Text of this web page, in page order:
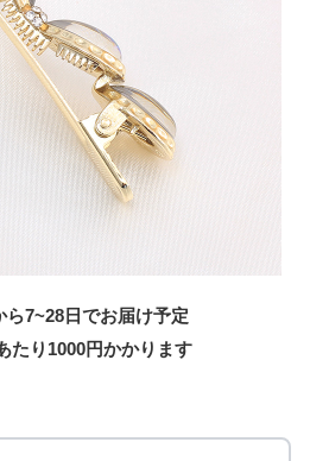
ら7~28日でお届け予定
たり 1000円かかります